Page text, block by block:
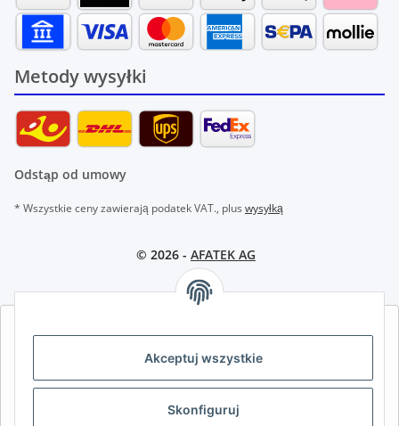
Akceptuj wszystkie
Skonfiguruj
Metody wysyłki
Odstąp od umowy
* Wszystkie ceny zawierają podatek VAT., plus wysyłką
© 2026 - AFATEK AG
AFATEK INTERNATIONAL – WYBIERZ REGION I JĘZYK | SELECT
DE AT CH (DE) CH (FR)
BE (NL) BE (FR)